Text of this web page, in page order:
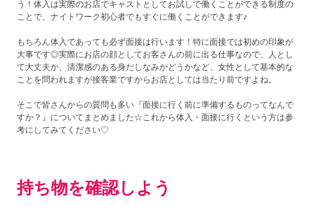
う！体入は実際のお店でキャストとしてお試しで働くことができる制度の
ことで、ナイトワーク初心者でもすぐに働くことができます♪
もちろん体入であっても必ず面接は行います！特に面接では初めの印象が
大事です◎実際にお店の顔としてお客さんの前に出る仕事なので、人とし
て大丈夫か、清潔感のある身だしなみかどうかなど、女性として基本的な
ことを問われますが接客業ですからお店としては当たり前ですよね。
そこで皆さんからの質問も多い『面接に行く前に準備するものってなんで
すか？』についてまとめました☆これから体入・面接に行くという方は参
考にしてみてください♡
持ち物を確認しよう